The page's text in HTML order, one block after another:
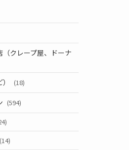
クレープ屋、ドーナ
(18)
(594)
(14)